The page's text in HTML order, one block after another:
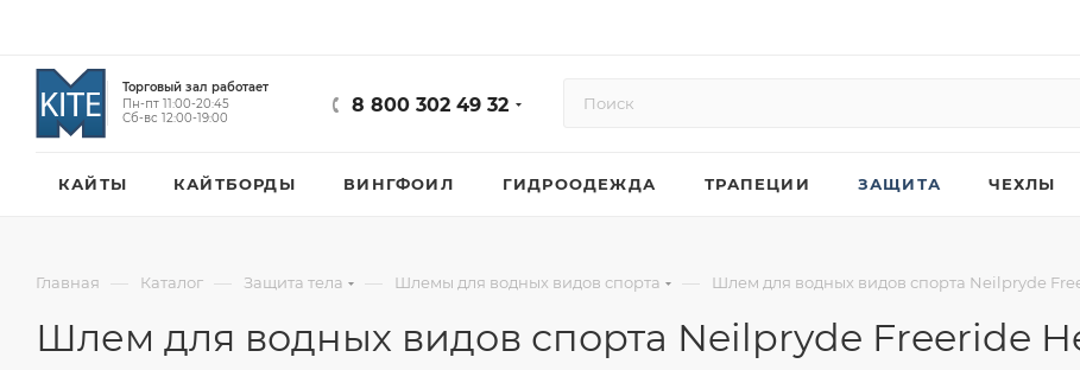
Торговый зал работает
Пн-пт 11:00-20:45
Сб-вс 12:00-19:00
8 800 302 49 32
КАЙТЫ КАЙТБОРДЫ ВИНГФОИЛ ГИДРООДЕЖДА ТРАПЕЦИИ ЗАЩИТА ЧЕХЛЫ
Главная — Каталог — Защита тела — Шлемы для водных видов спорта — Шлем для водных видов спорта Neilpryde
Шлем для водных видов спорта Neilpryde Freeride